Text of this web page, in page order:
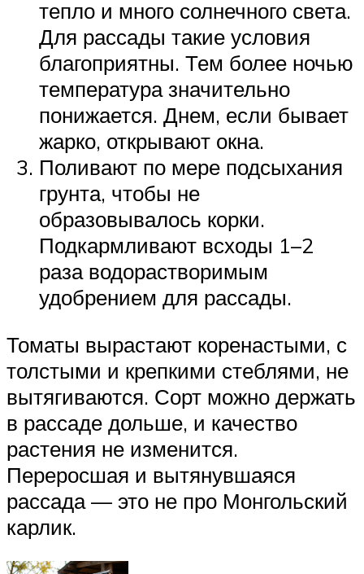
тепло и много солнечного света.
Для рассады такие условия
благоприятны. Тем более ночью
температура значительно
понижается. Днем, если бывает
жарко, открывают окна.
Поливают по мере подсыхания
грунта, чтобы не
образовывалось корки.
Подкармливают всходы 1–2
раза водорастворимым
удобрением для рассады.
Томаты вырастают коренастыми, с
толстыми и крепкими стеблями, не
вытягиваются. Сорт можно держать
в рассаде дольше, и качество
растения не изменится.
Переросшая и вытянувшаяся
рассада — это не про Монгольский
карлик.